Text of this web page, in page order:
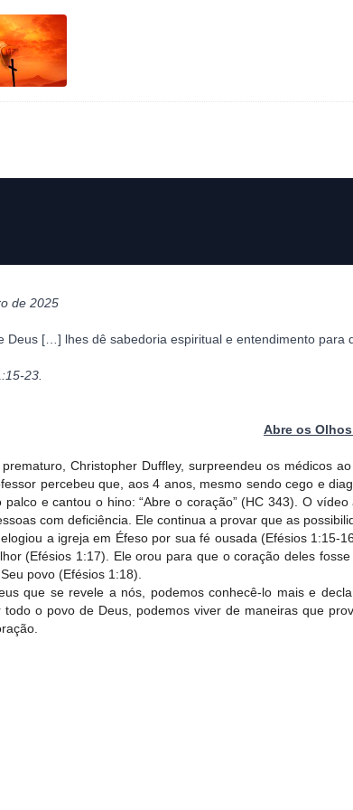
de 2025
Deus […] lhes dê sabedoria espiritual e entendimento para
23.
Abre os
Christopher Duffley, surpreendeu os médicos
percebeu que, aos 4 anos, mesmo sendo cego e
palco e cantou o hino: “Abre o coração” (HC 343). O
com deficiência. Ele continua a provar que as
a igreja em Éfeso por sua fé ousada (Efésios
(Efésios 1:17). Ele orou para que o coração deles
povo (Efésios 1:18).
que se revele a nós, podemos conhecê-lo mais e
o povo de Deus, podemos viver de maneiras que